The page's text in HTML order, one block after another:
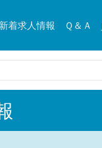
新着求人情報 Ｑ＆Ａ